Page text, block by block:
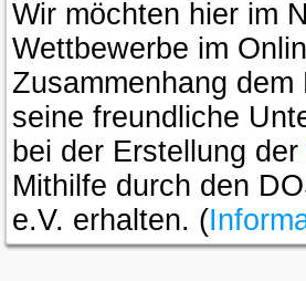
Wir möchten hier im
Wettbewerbe im
Zusammenhang
seine freundliche
bei der Erstellung der
Mithilfe durch den
e.V. erhalten. (